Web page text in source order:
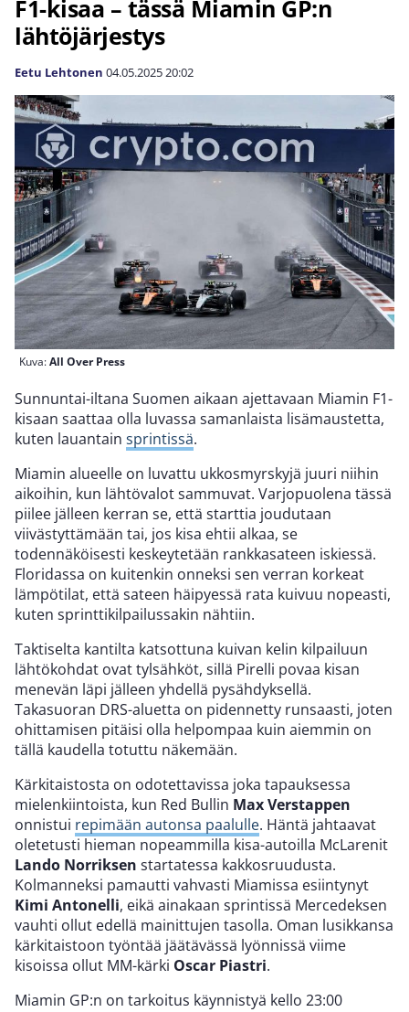
F1-kisaa – tässä Miamin GP:n
lähtöjärjestys
Eetu Lehtonen 04.05.202520:02
Kuva:All Over Press
Sunnuntai-iltana Suomen aikaan ajettavaan Miamin F1-
kisaan saattaa olla luvassa samanlaista lisämaustetta,
kuten lauantain sprintissä.
Miamin alueelle on luvattu ukkosmyrskyjä juuri niihin
aikoihin, kun lähtövalot sammuvat. Varjopuolena tässä
piilee jälleen kerran se, että starttia joudutaan
viivästyttämään tai, jos kisa ehtii alkaa, se
todennäköisesti keskeytetään rankkasateen iskiessä.
Floridassa on kuitenkin onneksi sen verran korkeat
lämpötilat, että sateen häipyessä rata kuivuu nopeasti,
kuten sprinttikilpailussakin nähtiin.
Taktiselta kantilta katsottuna kuivan kelin kilpailuun
lähtökohdat ovat tylsähköt, sillä Pirelli povaa kisan
menevän läpi jälleen yhdellä pysähdyksellä.
Takasuoran DRS-aluetta on pidennetty runsaasti, joten
ohittamisen pitäisi olla helpompaa kuin aiemmin on
tällä kaudella totuttu näkemään.
Kärkitaistosta on odotettavissa joka tapauksessa
mielenkiintoista, kun Red Bullin Max Verstappen
onnistui repimään autonsa paalulle. Häntä jahtaavat
oletetusti hieman nopeammilla kisa-autoilla McLarenit
Lando Norriksen startatessa kakkosruudusta.
Kolmanneksi pamautti vahvasti Miamissa esiintynyt
Kimi Antonelli, eikä ainakaan sprintissä Mercedeksen
vauhti ollut edellä mainittujen tasolla. Oman lusikkansa
kärkitaistoon työntää jäätävässä lyönnissä viime
kisoissa ollut MM-kärki Oscar Piastri.
Miamin GP:n on tarkoitus käynnistyä kello 23:00